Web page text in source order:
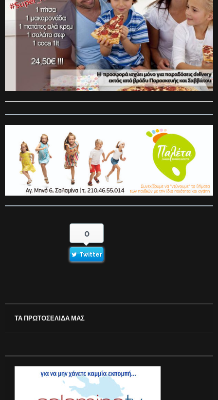
0
Twitter
ΤΑ ΠΡΩΤΟΣΕΛΙΔΑ ΜΑΣ